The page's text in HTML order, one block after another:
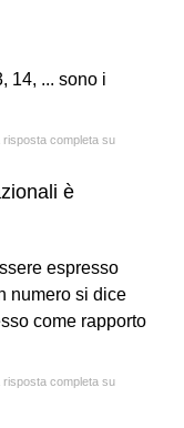
14, ... sono i
risposta completa su
è
espresso
numero si dice
come rapporto
risposta completa su